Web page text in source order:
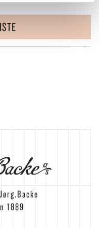
1889